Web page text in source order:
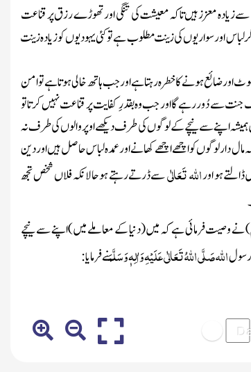
زیادہ معزز ہیں تاکہ معیشت کی تنگی اور تھوڑے رزق پر قناعت
لباس اور سواریوں کی زینت مطلوب ہے تو کئی یہودیوں کو زیادہ زینت
ضائع ہونے کا خطرہ رہتا ہے اور جب ہاتھ خالی ہوتا ہے تو امن
سے دُور رہے گا اور جب وہ بقدرِ کفایت پر قناعت نہیں کرتا تو
اپنے سے نیچے کے لوگوں کی طرف دیکھے اوپر والوں کی طرف نہ
دار لوگوں کو اچھے اچھے کھانے اور عمدہ لباس حاصل ہیں اور دین
ہو اوراللہتَعَالٰیسے ڈرتے رہتے ہو حالانکہ فلاں شخص تجھ
)نے وصیت فرمائی ہے کہ میں(دنیا کے معاملے میں )اپنے سے نیچے
رسولاللہصَلَّی اللہُ تَعَالٰی عَلَیْہِ وَاٰلِہٖ وَسَلَّمَنے فرمایا :